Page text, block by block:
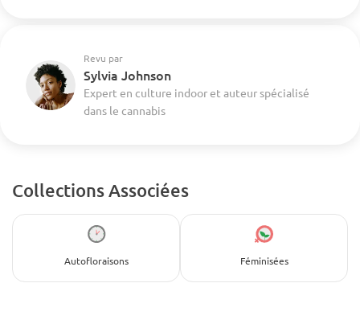
Revu par
Sylvia Johnson
Expert en culture indoor et auteur spécialisé
dans le cannabis
Collections Associées
Autofloraisons Féminisées